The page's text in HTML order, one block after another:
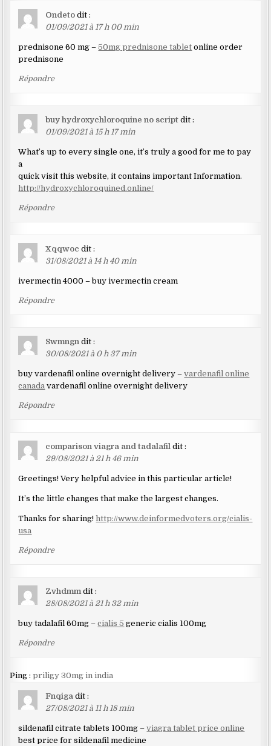
Ondeto dit :
01/09/2021 à 17 h 00 min
prednisone 60 mg –50mg prednisone tablet online order
prednisone
Répondre
buy hydroxychloroquine no script dit :
01/09/2021 à 15 h 17 min
What’s up to every single one, it’s truly a good for me to pay
a
quick visit this website, it contains important Information.
http://hydroxychloroquined.online/
Répondre
Xqqwoc dit :
31/08/2021 à 14 h 40 min
ivermectin 4000 – buy ivermectin cream
Répondre
Swmngn dit :
30/08/2021 à 0 h 37 min
buy vardenafil online overnight delivery –vardenafil online
canada vardenafil online overnight delivery
Répondre
comparison viagra and tadalafil dit :
29/08/2021 à 21 h 46 min
Greetings! Very helpful advice in this particular article!
It’s the little changes that make the largest changes.
Thanks for sharing!http://www.deinformedvoters.org/cialis-
usa
Répondre
Zvhdmm dit :
28/08/2021 à 21 h 32 min
buy tadalafil 60mg –cialis 5 generic cialis 100mg
Répondre
Ping :priligy 30mg in india
Fnqiga dit :
27/08/2021 à 11 h 18 min
sildenafil citrate tablets 100mg –viagra tablet price online
best price for sildenafil medicine